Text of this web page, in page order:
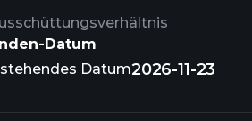
Datum
Datum2026-11-23